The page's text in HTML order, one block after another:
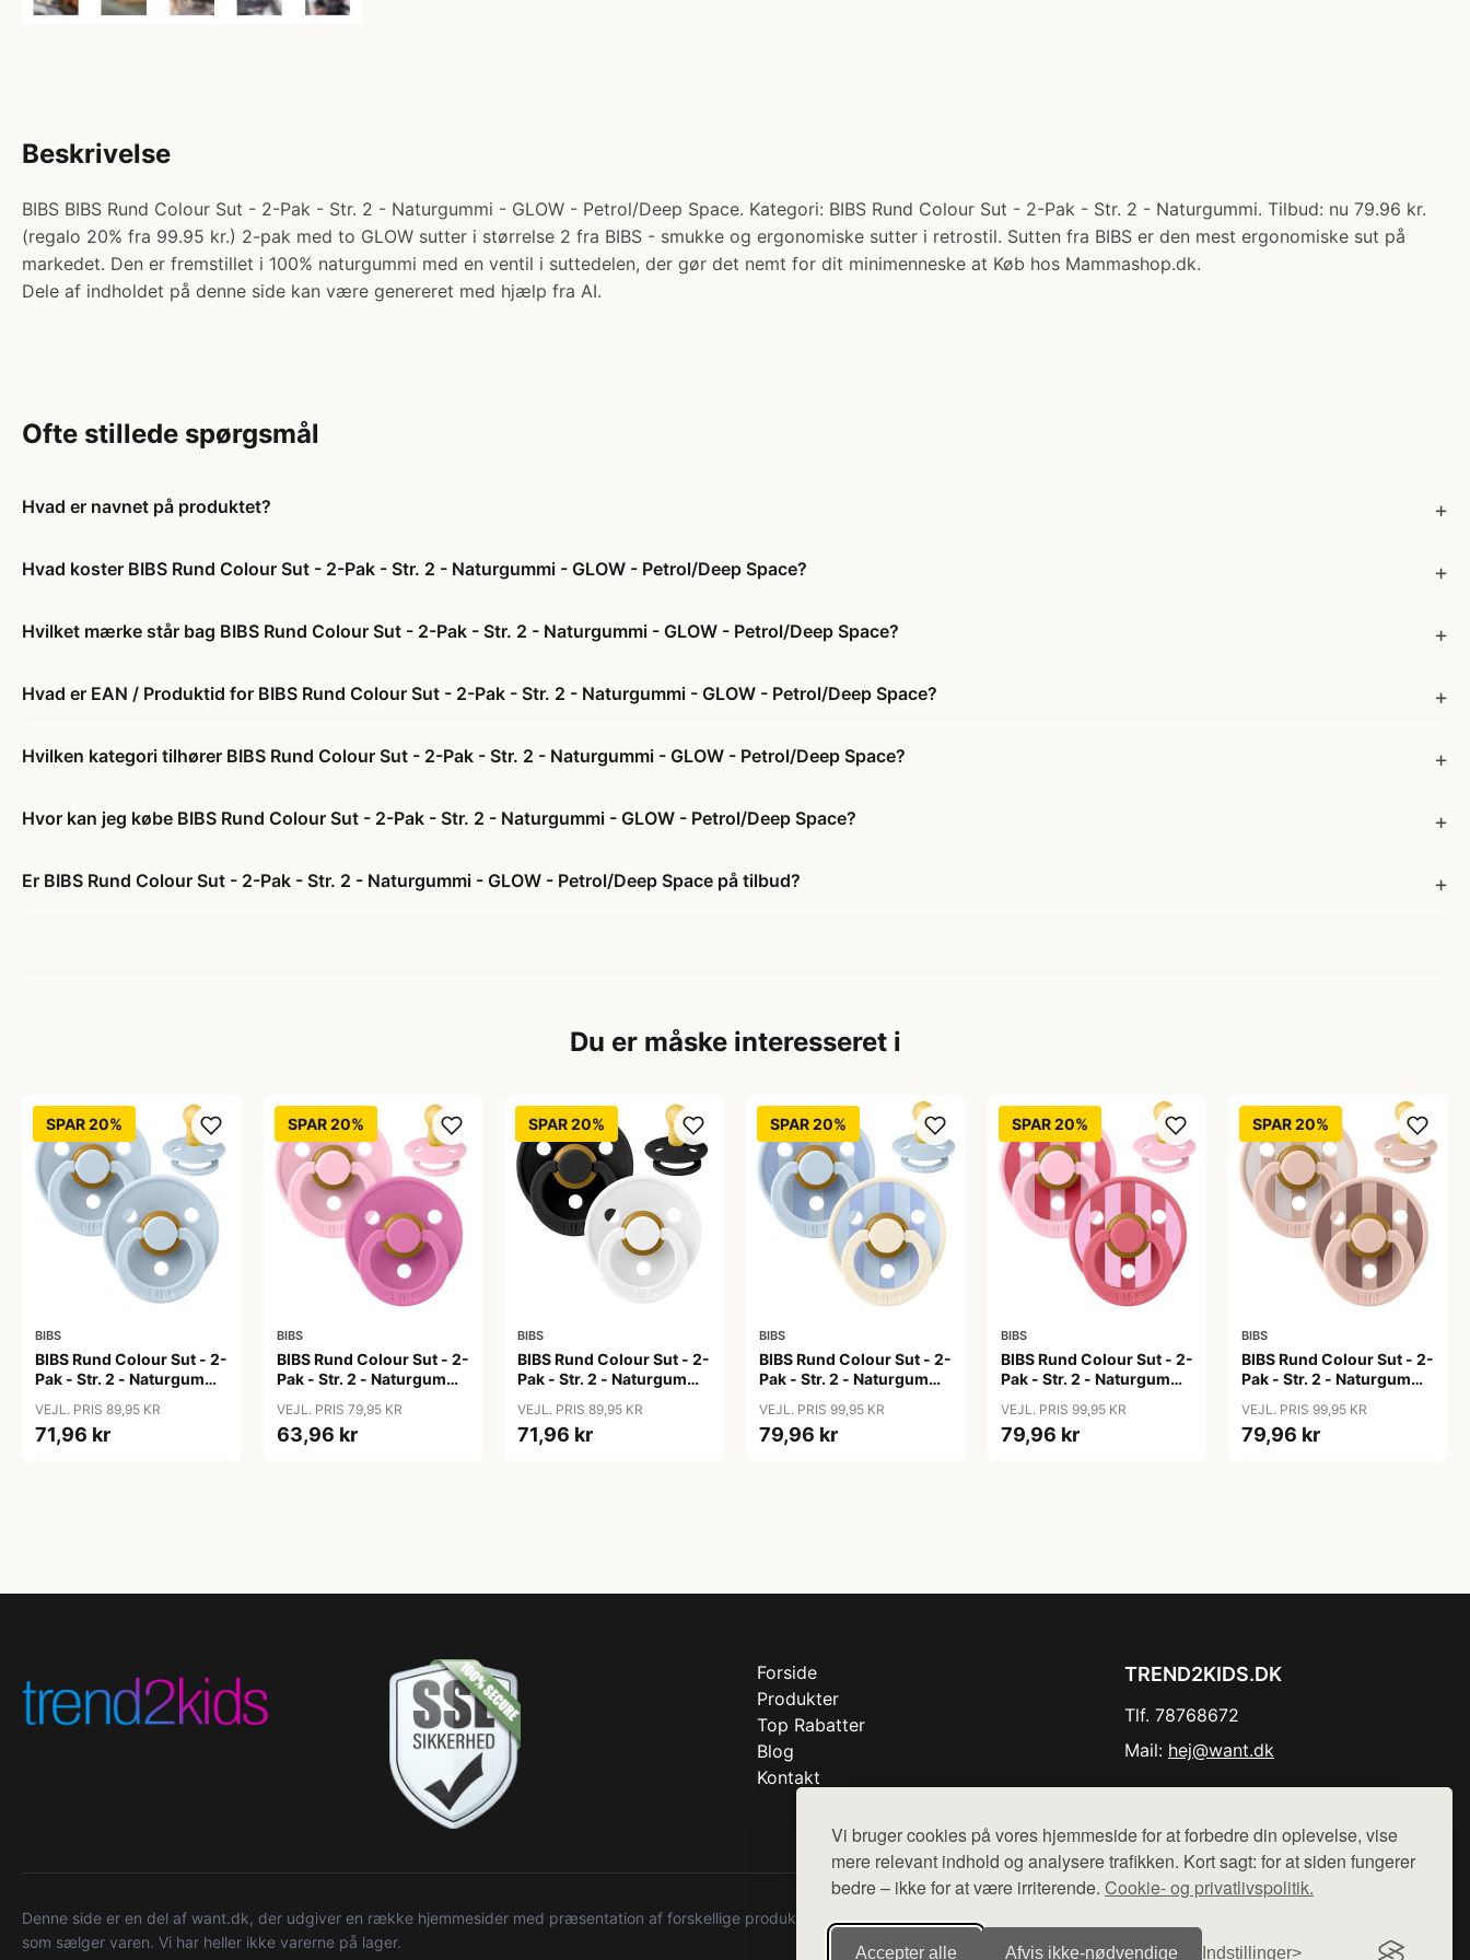
Vi bruger cookies på vores hjemmeside for at forbedre din oplevelse, vise
mere relevant indhold og analysere trafikken. Kort sagt: for at siden fungerer
bedre – ikke for at være irriterende. Cookie- og privatlivspolitik.
Accepter alle Afvis ikke‑nødvendige Indstillinger
Beskrivelse
BIBS BIBS Rund Colour Sut - 2-Pak - Str. 2 - Naturgummi - GLOW - Petrol/Deep Space. Kategori: BIBS Rund Colour Sut - 2-Pak - Str. 2 - Naturgummi. Tilbud: nu 79.96 kr.
(regalo 20% fra 99.95 kr.) 2-pak med to GLOW sutter i størrelse 2 fra BIBS - smukke og ergonomiske sutter i retrostil. Sutten fra BIBS er den mest ergonomiske sut på
markedet. Den er fremstillet i 100% naturgummi med en ventil i suttedelen, der gør det nemt for dit minimenneske at Køb hos Mammashop.dk.
Dele af indholdet på denne side kan være genereret med hjælp fra AI.
Ofte stillede spørgsmål
Hvad er navnet på produktet?
Hvad koster BIBS Rund Colour Sut - 2-Pak - Str. 2 - Naturgummi - GLOW - Petrol/Deep Space?
Hvilket mærke står bag BIBS Rund Colour Sut - 2-Pak - Str. 2 - Naturgummi - GLOW - Petrol/Deep Space?
Hvad er EAN / Produktid for BIBS Rund Colour Sut - 2-Pak - Str. 2 - Naturgummi - GLOW - Petrol/Deep Space?
Hvilken kategori tilhører BIBS Rund Colour Sut - 2-Pak - Str. 2 - Naturgummi - GLOW - Petrol/Deep Space?
Hvor kan jeg købe BIBS Rund Colour Sut - 2-Pak - Str. 2 - Naturgummi - GLOW - Petrol/Deep Space?
Er BIBS Rund Colour Sut - 2-Pak - Str. 2 - Naturgummi - GLOW - Petrol/Deep Space på tilbud?
Du er måske interesseret i
SPAR 20%
BIBS
BIBS Rund Colour Sut - 2-
Pak - Str. 2 - Naturgummi
VEJL. PRIS 89,95 KR
71,96 kr
SPAR 20%
BIBS
BIBS Rund Colour Sut - 2-
Pak - Str. 2 - Naturgummi
VEJL. PRIS 79,95 KR
63,96 kr
SPAR 20%
BIBS
BIBS Rund Colour Sut - 2-
Pak - Str. 2 - Naturgummi
VEJL. PRIS 89,95 KR
71,96 kr
SPAR 20%
BIBS
BIBS Rund Colour Sut - 2-
Pak - Str. 2 - Naturgummi
Blue/Dusty Blue Mix
VEJL. PRIS 99,95 KR
79,96 kr
SPAR 20%
BIBS
BIBS Rund Colour Sut - 2-
Pak - Str. 2 - Naturgummi
Pink/Coral Mix
VEJL. PRIS 99,95 KR
79,96 kr
SPAR 20%
BIBS
BIBS Rund Colour Sut - 2-
Pak - Str. 2 - Naturgummi
VEJL. PRIS 99,95 KR
79,96 kr
Forside
Produkter
Top Rabatter
Blog
Kontakt
TREND2KIDS.DK
Tlf. 78768672
Mail: hej@want.dk
Denne side er en del af want.dk, der udgiver en række hjemmesider med præsentation af forskellige produkter fra diverse webshops. Der sælges ikke varer fra denne side - vi henviser til de shops,
som sælger varen. Vi har heller ikke varerne på lager.